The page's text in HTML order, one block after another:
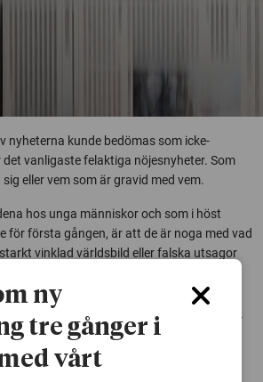
nyheterna kunde bedömas som icke-
vanligaste felaktiga nöjesnyheter. Som
eller vem som är gravid med vem.
hos unga människor och som i höst
för första gången, är att de är noga med vad
vinklad världsbild eller falska utsagor
demokratiska
är Aftonbladet.se, därefter
ny
tre gånger i
vårt